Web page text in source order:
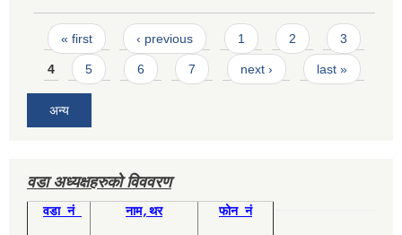
Pages
« first ‹ previous 1 2 3
4 5 6 7 next › last »
अन्य
वडा अध्यक्षहरुको विववरण
वडा नं नाम,थर फोन नं